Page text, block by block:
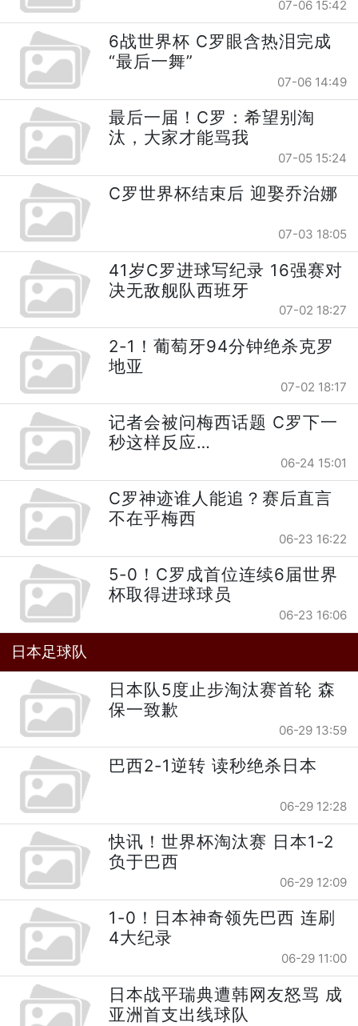
07-06 15:42
6战世界杯 C罗眼含热泪完成
“最后一舞”
07-06 14:49
最后一届！C罗：希望别淘
汰，大家才能骂我
07-05 15:24
C罗世界杯结束后 迎娶乔治娜
07-03 18:05
41岁C罗进球写纪录 16强赛对
决无敌舰队西班牙
07-02 18:27
2-1！葡萄牙94分钟绝杀克罗
地亚
07-02 18:17
记者会被问梅西话题 C罗下一
秒这样反应…
06-24 15:01
C罗神迹谁人能追？赛后直言
不在乎梅西
06-23 16:22
5-0！C罗成首位连续6届世界
杯取得进球球员
06-23 16:06
日本足球队
日本队5度止步淘汰赛首轮 森
保一致歉
06-29 13:59
巴西2-1逆转 读秒绝杀日本
06-29 12:28
快讯！世界杯淘汰赛 日本1-2
负于巴西
06-29 12:09
1-0！日本神奇领先巴西 连刷
4大纪录
06-29 11:00
日本战平瑞典遭韩网友怒骂 成
亚洲首支出线球队